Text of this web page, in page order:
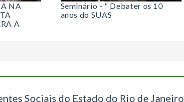
NA
A
Seminário - " Debater os 10
anos do SUAS
Sociais do Estado do Rio de Janeiro